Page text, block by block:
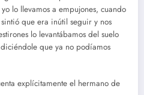
lo llevamos a empujones, cuando
que era inútil seguir y nos
lo levantábamos del suelo
que ya no podíamos
explícitamente el hermano de